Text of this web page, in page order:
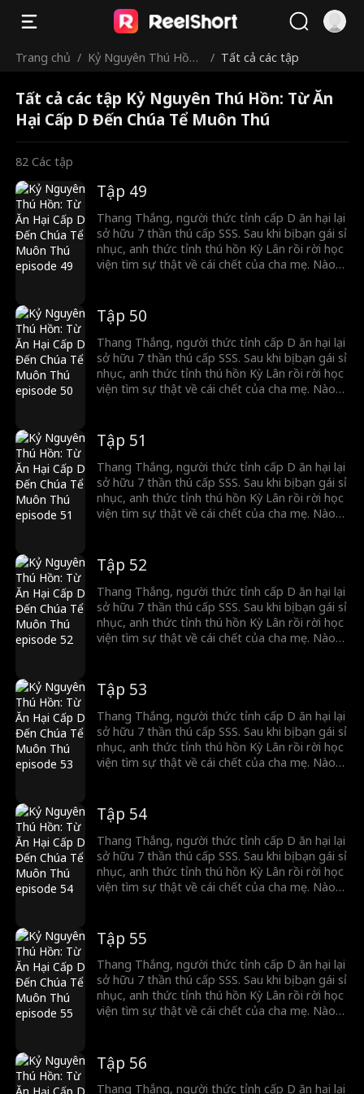
Trang chủ / Kỷ Nguyên Thú Hồn:
Chúa Tể Muôn Thú
/ Tất cả các tập
Tất cả các tập Kỷ Nguyên Thú Hồn: Từ Ăn
Hại Cấp D Đến Chúa Tể Muôn Thú
82 Các tập
Tập 49
Thang Thắng, người thức tỉnh cấp D ăn hại lại
sở hữu 7 thần thú cấp SSS. Sau khi bị bạn gái sỉ
nhục, anh thức tỉnh thú hồn Kỳ Lân rồi rời học
viện tìm sự thật về cái chết của cha mẹ. Nào
đầu!
Tập 50
Thang Thắng, người thức tỉnh cấp D ăn hại lại
sở hữu 7 thần thú cấp SSS. Sau khi bị bạn gái sỉ
nhục, anh thức tỉnh thú hồn Kỳ Lân rồi rời học
viện tìm sự thật về cái chết của cha mẹ. Nào
đầu!
Tập 51
Thang Thắng, người thức tỉnh cấp D ăn hại lại
sở hữu 7 thần thú cấp SSS. Sau khi bị bạn gái sỉ
nhục, anh thức tỉnh thú hồn Kỳ Lân rồi rời học
viện tìm sự thật về cái chết của cha mẹ. Nào
đầu!
Tập 52
Thang Thắng, người thức tỉnh cấp D ăn hại lại
sở hữu 7 thần thú cấp SSS. Sau khi bị bạn gái sỉ
nhục, anh thức tỉnh thú hồn Kỳ Lân rồi rời học
viện tìm sự thật về cái chết của cha mẹ. Nào
đầu!
Tập 53
Thang Thắng, người thức tỉnh cấp D ăn hại lại
sở hữu 7 thần thú cấp SSS. Sau khi bị bạn gái sỉ
nhục, anh thức tỉnh thú hồn Kỳ Lân rồi rời học
viện tìm sự thật về cái chết của cha mẹ. Nào
đầu!
Tập 54
Thang Thắng, người thức tỉnh cấp D ăn hại lại
sở hữu 7 thần thú cấp SSS. Sau khi bị bạn gái sỉ
nhục, anh thức tỉnh thú hồn Kỳ Lân rồi rời học
viện tìm sự thật về cái chết của cha mẹ. Nào
đầu!
Tập 55
Thang Thắng, người thức tỉnh cấp D ăn hại lại
sở hữu 7 thần thú cấp SSS. Sau khi bị bạn gái sỉ
nhục, anh thức tỉnh thú hồn Kỳ Lân rồi rời học
viện tìm sự thật về cái chết của cha mẹ. Nào
đầu!
Tập 56
Thang Thắng, người thức tỉnh cấp D ăn hại lại